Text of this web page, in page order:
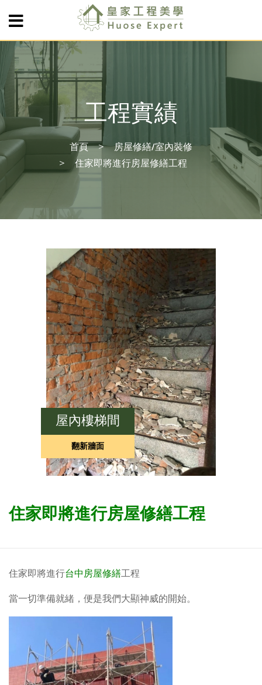
工程實績
首頁
房屋修繕/室內裝修
住家即將進行房屋修繕工程
屋內樓梯間
翻新牆面
住家即將進行房屋修繕工程
住家即將進行台中房屋修繕工程
當一切準備就緒，便是我們大顯神威的開始。